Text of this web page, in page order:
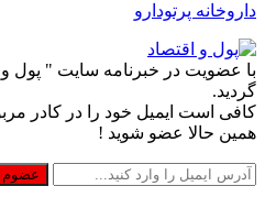
داروخانه پرتودارو
با عضویت در خبرنامه سایت " پول و
گردید.
کافی است ایمیل خود را در کادر
همین حالا عضو شوید !